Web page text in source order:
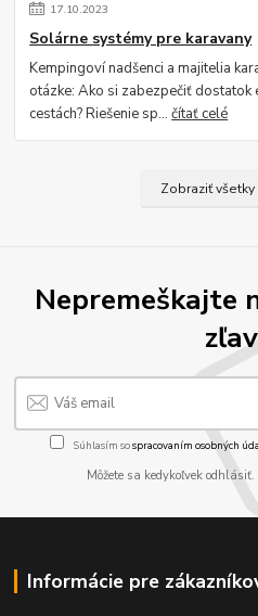
17.10.2023
Solárne systémy pre karavany
Kempingoví nadšenci a majitelia
otázke: Ako si zabezpečiť dostatok
cestách? Riešenie sp...čítať celé
Zobraziť všetky
Nepremeškajte
Súhlasím sospracovaním osobných
Môžete sa kedykoľvek
Informácie pre